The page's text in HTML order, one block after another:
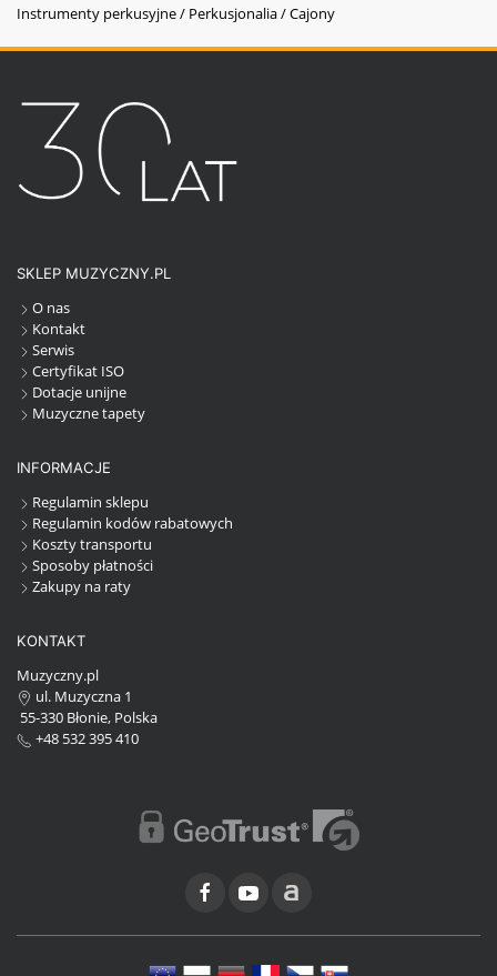
Instrumenty perkusyjne / Perkusjonalia / Cajony
SKLEP MUZYCZNY.PL
O nas
Kontakt
Serwis
Certyfikat ISO
Dotacje unijne
Muzyczne tapety
INFORMACJE
Regulamin sklepu
Regulamin kodów rabatowych
Koszty transportu
Sposoby płatności
Zakupy na raty
KONTAKT
Muzyczny.pl
ul. Muzyczna 1
55-330 Błonie, Polska
+48 532 395 410